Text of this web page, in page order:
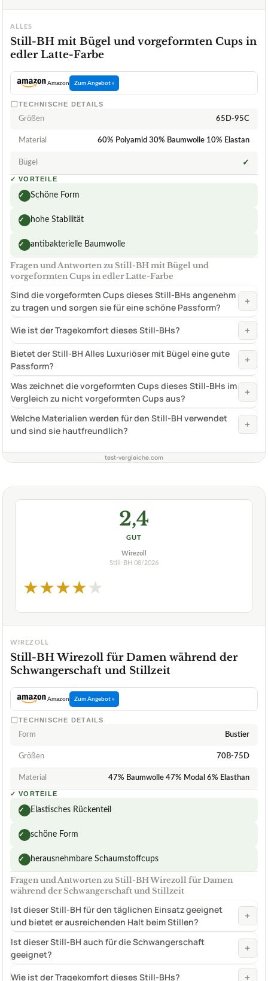
ALLES
Still-BH mit Bügel und vorgeformten Cups in
edler Latte-Farbe
Amazon Zum Angebot »
TECHNISCHE DETAILS
Größen 65D-95C
Material 60% Polyamid 30% Baumwolle 10% Elastan
Bügel ✓
✓ VORTEILE
✓ Schöne Form
✓ hohe Stabilität
✓ antibakterielle Baumwolle
Fragen und Antworten zu Still-BH mit Bügel und
vorgeformten Cups in edler Latte-Farbe
Sind die vorgeformten Cups dieses Still-BHs angenehm
zu tragen und sorgen sie für eine schöne Passform?
+
Wie ist der Tragekomfort dieses Still-BHs? +
Bietet der Still-BH Alles Luxuriöser mit Bügel eine gute
Passform?
+
Was zeichnet die vorgeformten Cups dieses Still-BHs im
Vergleich zu nicht vorgeformten Cups aus?
+
Welche Materialien werden für den Still-BH verwendet
und sind sie hautfreundlich?
+
test-vergleiche.com
2,4
GUT
Wirezoll
Still-BH 08/2026
★★★★★
WIREZOLL
Still-BH Wirezoll für Damen während der
Schwangerschaft und Stillzeit
Amazon Zum Angebot »
TECHNISCHE DETAILS
Form Bustier
Größen 70B-75D
Material 47% Baumwolle 47% Modal 6% Elasthan
✓ VORTEILE
✓ Elastisches Rückenteil
✓ schöne Form
✓ herausnehmbare Schaumstoffcups
Fragen und Antworten zu Still-BH Wirezoll für Damen
während der Schwangerschaft und Stillzeit
Ist dieser Still-BH für den täglichen Einsatz geeignet
und bietet er ausreichenden Halt beim Stillen?
+
Ist dieser Still-BH auch für die Schwangerschaft
geeignet?
+
Wie ist der Tragekomfort dieses Still-BHs? +